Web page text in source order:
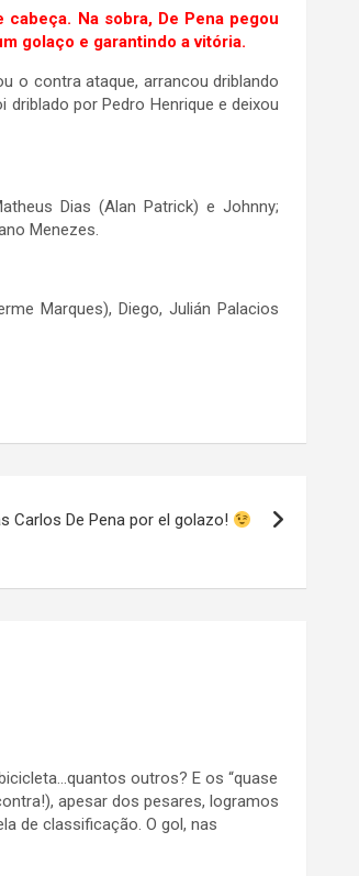
Na sobra, De Pena pegou
golaço e garantindo a vitória.
o contra ataque, arrancou driblando
por Pedro Henrique e deixou
Dias (Alan Patrick) e Johnny;
Menezes.
Marques), Diego, Julián Palacios
Carlos De Pena por el golazo!
outros? E os “quase
apesar dos pesares, logramos
de classificação. O gol, nas